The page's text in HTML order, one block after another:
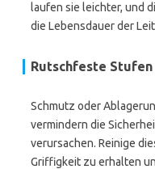
laufen sie leichter, und
die Lebensdauer der
Rutschfeste
Schmutz oder
vermindern die
verursachen. Reinige
Griffigkeit zu erhalten